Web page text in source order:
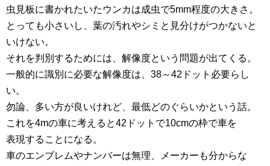
虫見板に書かれたいたウンカは成虫で5mm程度の大きさ。
とっても小さいし、葉の汚れやシミと見分けがつかないと
いけない。
それを判別するためには、解像度という問題が出てくる。
一般的に識別に必要な解像度は、38～42ドット必要らし
い。
勿論、多い方が良いけれど、最低どのぐらいかという話。
これを4mの車に考えると42ドットで10cmの枠で車を
表現することになる。
車のエンブレムやナンバーは無理、メーカーも分からな